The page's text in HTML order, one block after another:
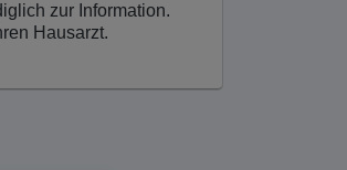
zur Information.
Hausarzt.